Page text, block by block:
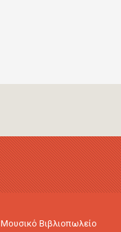
Μουσικό Βιβλιοπωλείο